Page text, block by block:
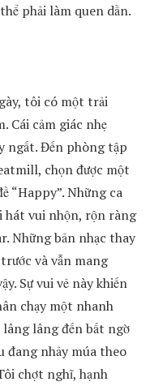
phải làm quen dần.
tôi có một trải
Cái cảm giác nhẹ
ngất. Đến phòng tập
chọn được một
“Happy”. Những ca
hát vui nhộn, rộn ràng
Những bản nhạc thay
và vẫn mang
Sự vui vẻ này khiến
chạy một nhanh
lâng đến bất ngờ
đang nhảy múa theo
chợt nghĩ, hạnh